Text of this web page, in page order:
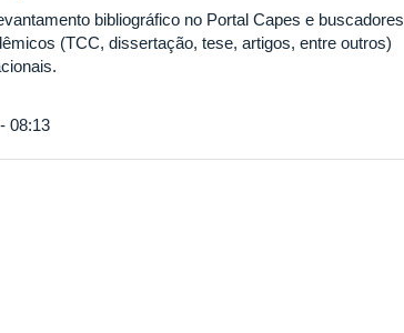
bibliográfico no Portal Capes e buscadores
(TCC, dissertação, tese, artigos, entre outros)
08:13